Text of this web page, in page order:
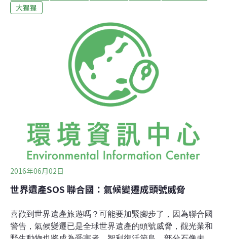
乘客，還能在進行環境教育、自然教育大使的例行工作之
大猩猩
2016年06月02日
世界遺產SOS 聯合國：氣候變遷成頭號威脅
喜歡到世界遺產旅遊嗎？可能要加緊腳步了，因為聯合國
警告，氣候變遷已是全球世界遺產的頭號威脅，觀光業和